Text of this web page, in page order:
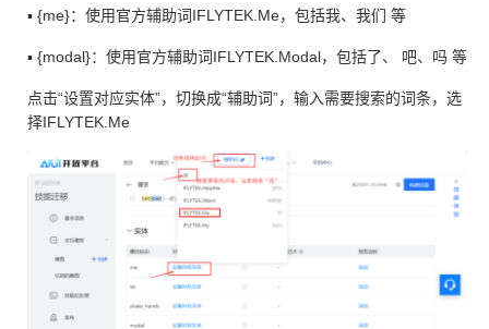
▪ {me}：使⽤官⽅辅助词IFLYTEK.Me，包括我、我们 等
▪ {modal}：使⽤官⽅辅助词IFLYTEK.Modal，包括了、 吧、吗 等
点击“设置对应实体”，切换成“辅助词”，输入需要搜索的词条，选
择IFLYTEK.Me